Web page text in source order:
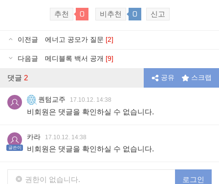
추천 0 비추천 0 신고
이전글 에너고 공모가 질문 [2]
다음글 메디블록 백서 공개 [9]
댓글 2 공유 스크랩
퀀텀교주 17.10.12. 14:38
비회원은 댓글을 확인하실 수 없습니다.
글쓴이
카라 17.10.12. 14:38
비회원은 댓글을 확인하실 수 없습니다.
권한이 없습니다. 로그인